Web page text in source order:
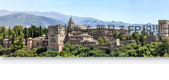
金持ちを夢見るFP税理